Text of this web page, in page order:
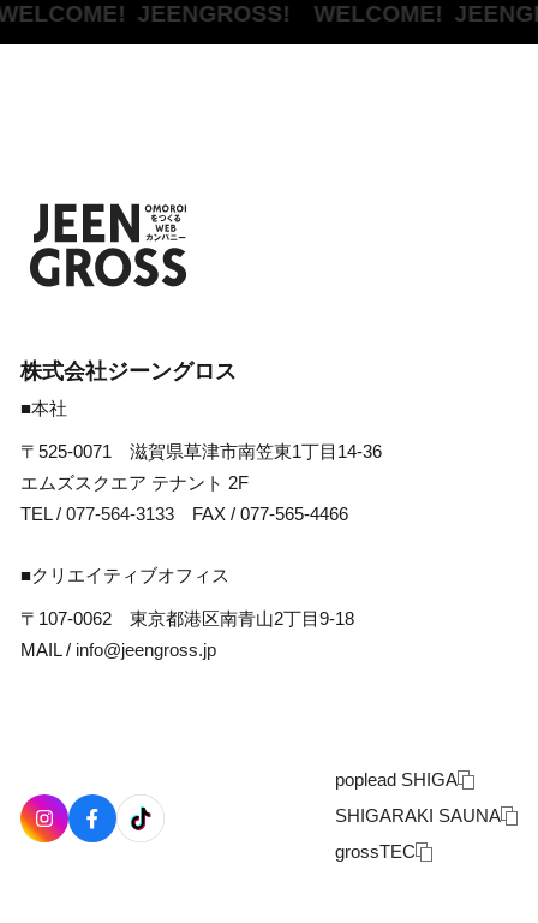
JEENGROSS! WELCOME!
poplead SHIGA
SHIGARAKI SAUNA
grossTEC
株式会社ジーングロス
■本社
〒525-0071 滋賀県草津市南笠東1丁目14-36
エムズスクエア テナント 2F
TEL / 077-564-3133 FAX / 077-565-4466
■クリエイティブオフィス
〒107-0062 東京都港区南青山2丁目9-18
MAIL / info@jeengross.jp